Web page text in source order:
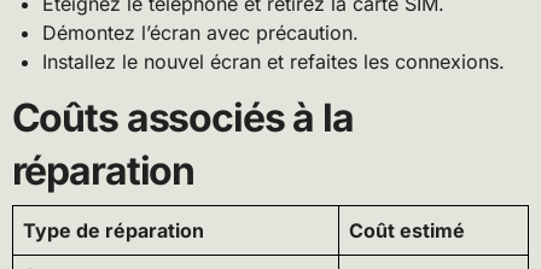
Démontez l’écran avec précaution.
Installez le nouvel écran et refaites les connexions.
Coûts associés à la
réparation
Type de réparation Coût estimé